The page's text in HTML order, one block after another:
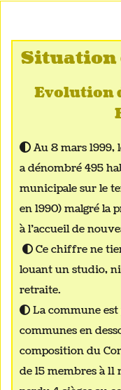
Situation
Evolution
 Au 8 mars 1999,
a dénombré 495
municipale sur le
en 1990) malgré la
à l’accueil de
 Ce chiffre ne
louant un studio,
retraite.
 La commune est
communes en
composition du
de 15 membres à